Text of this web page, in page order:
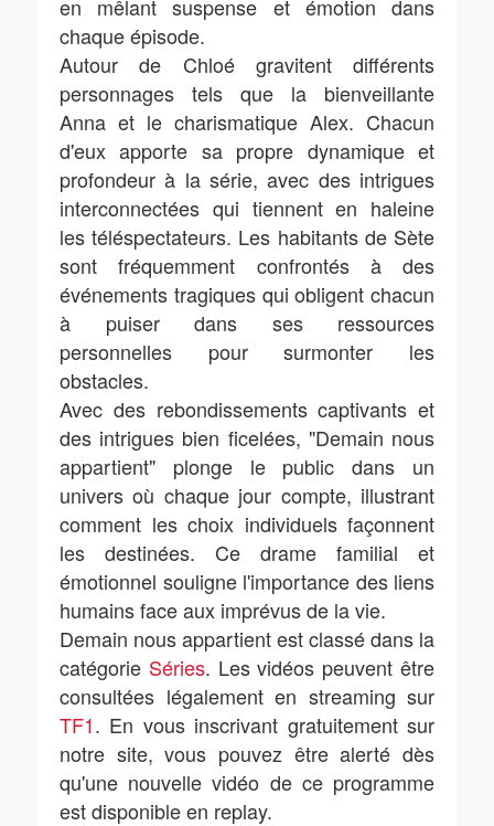
en mêlant suspense et émotion dans
chaque épisode.
Autour de Chloé gravitent différents
personnages tels que la bienveillante
Anna et le charismatique Alex. Chacun
d'eux apporte sa propre dynamique et
profondeur à la série, avec des intrigues
interconnectées qui tiennent en haleine
les téléspectateurs. Les habitants de Sète
sont fréquemment confrontés à des
événements tragiques qui obligent chacun
à puiser dans ses ressources
personnelles pour surmonter les
obstacles.
Avec des rebondissements captivants et
des intrigues bien ficelées, "Demain nous
appartient" plonge le public dans un
univers où chaque jour compte, illustrant
comment les choix individuels façonnent
les destinées. Ce drame familial et
émotionnel souligne l'importance des liens
humains face aux imprévus de la vie.
Demain nous appartient est classé dans la
catégorie Séries. Les vidéos peuvent être
consultées légalement en streaming sur
TF1. En vous inscrivant gratuitement sur
notre site, vous pouvez être alerté dès
qu'une nouvelle vidéo de ce programme
est disponible en replay.